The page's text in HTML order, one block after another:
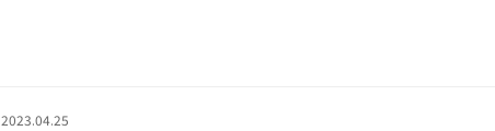
2023.04.25